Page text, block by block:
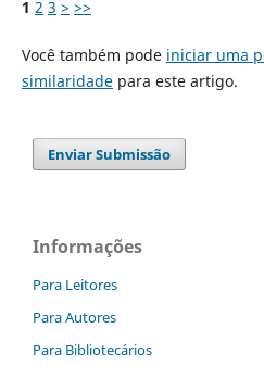
1 2 3 > >>
Você também pode iniciar uma
similaridadepara este artigo.
Enviar Submissão
Informações
Para Leitores
Para Autores
Para Bibliotecários